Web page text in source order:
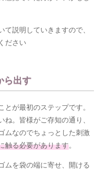
説明していきますので、
ださい
出す
が最初のステップです。
。皆様がご存知の通り、
ムなのでちょっとした刺激
触る必要があります。
を袋の端に寄せ、開ける